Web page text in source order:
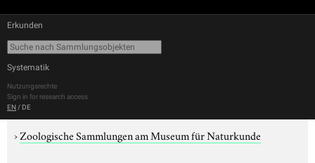
Erkunden
Systematik
Nutzungsrechte
Sign in for research access
EN / DE
›Zoologische Sammlungen am Museum für Naturkunde